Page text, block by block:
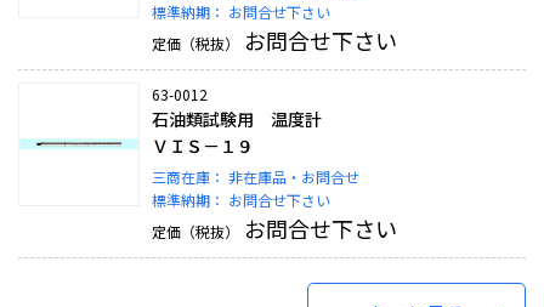
標準納期： お問合せ下さい
定価（税抜）
お問合せ下さい
63-0012
石油類試験用 温度計
ＶＩＳ－１９
三商在庫： 非在庫品・お問合せ
標準納期： お問合せ下さい
定価（税抜）
お問合せ下さい